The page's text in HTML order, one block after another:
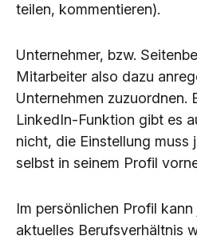
teilen, kommentieren).
Unternehmer, bzw.
Mitarbeiter also dazu
Unternehmen zuzuordnen.
LinkedIn-Funktion gibt es
nicht, die Einstellung muss
selbst in seinem Profil
Im persönlichen Profil
aktuelles Berufsverhältnis